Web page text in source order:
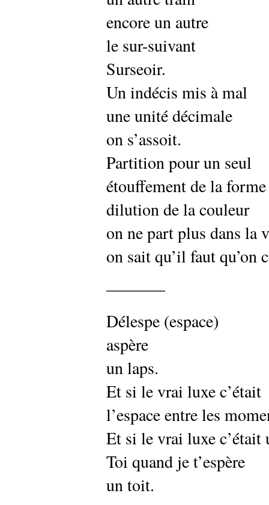
encore un autre
le sur-suivant
Surseoir.
Un indécis mis à mal
une unité décimale
on s’assoit.
Partition pour un seul
étouffement de la forme
dilution de la couleur
on ne part plus dans la
on sait qu’il faut qu’on
———–
Délespe (espace)
aspère
un laps.
Et si le vrai luxe c’était
l’espace entre les
Et si le vrai luxe c’était
Toi quand je t’espère
un toit.